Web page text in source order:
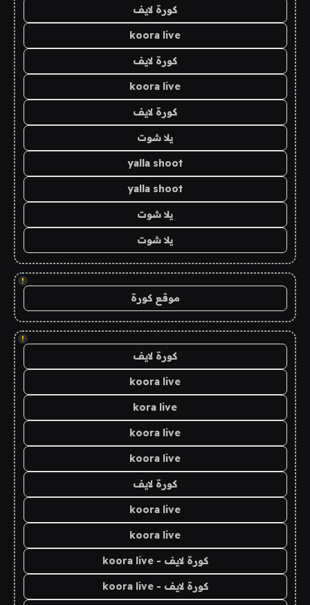
كورة لايف
koora live
كورة لايف
koora live
كورة لايف
يلا شوت
yalla shoot
yalla shoot
يلا شوت
يلا شوت
!
موقع كورة
!
كورة لايف
koora live
kora live
koora live
koora live
كورة لايف
koora live
koora live
كورة لايف - koora live
كورة لايف - koora live